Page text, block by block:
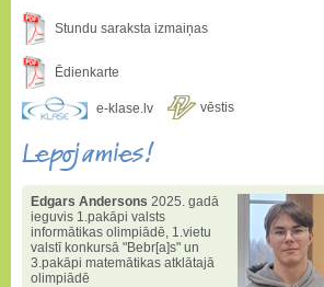
Stundu saraksta izmaiņas
Ēdienkarte
e-klase.lv vēstis
Lepojamies!
Edgars Andersons 2025. gadā
ieguvis 1.pakāpi valsts
informātikas olimpiādē, 1.vietu
valstī konkursā "Bebr[a]s" un
3.pakāpi matemātikas atklātajā
olimpiādē